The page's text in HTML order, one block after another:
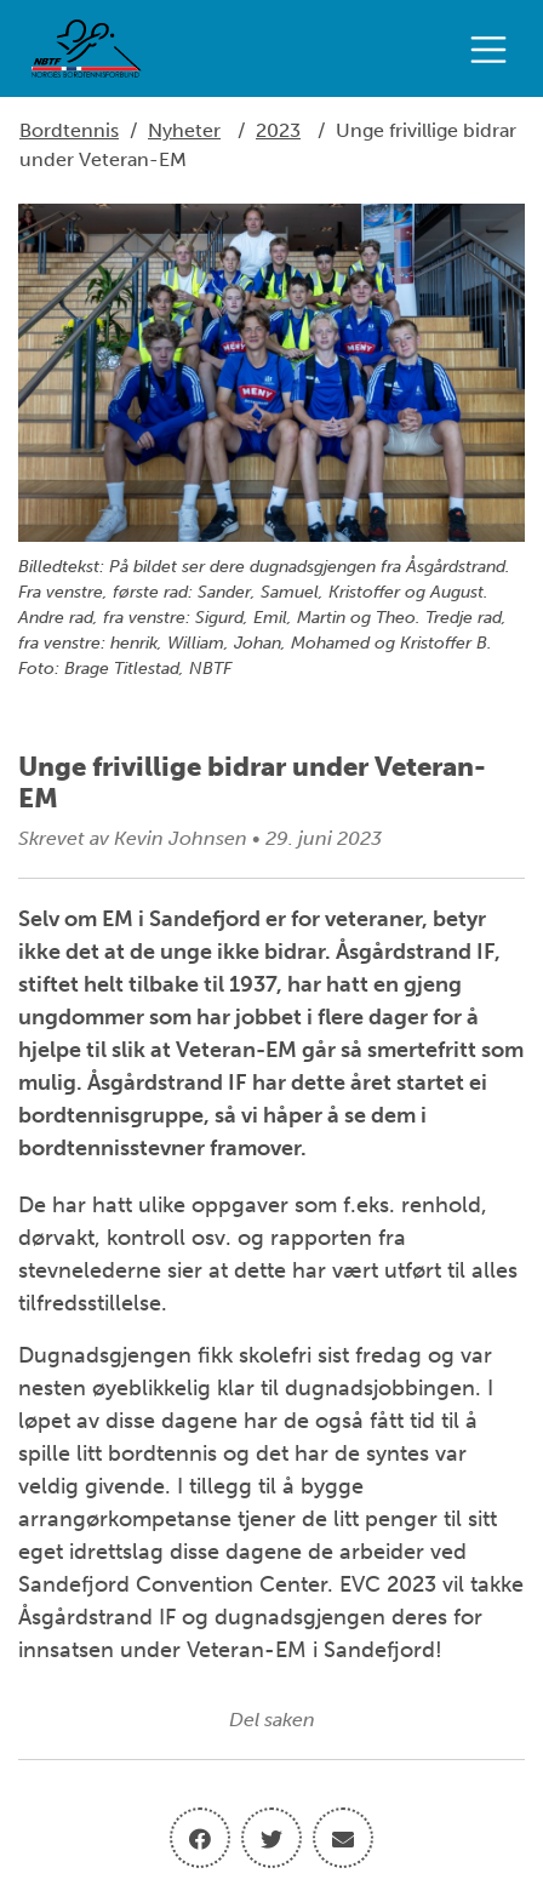
Bordtennis / Nyheter / 2023 / Unge frivillige bidrar
under Veteran-EM
Billedtekst: På bildet ser dere dugnadsgjengen fra Åsgårdstrand.
Fra venstre, første rad: Sander, Samuel, Kristoffer og August.
Andre rad, fra venstre: Sigurd, Emil, Martin og Theo. Tredje rad,
fra venstre: henrik, William, Johan, Mohamed og Kristoffer B.
Foto: Brage Titlestad, NBTF
Unge frivillige bidrar under Veteran-
EM
Skrevet av Kevin Johnsen • 29. juni 2023
Selv om EM i Sandefjord er for veteraner, betyr
ikke det at de unge ikke bidrar. Åsgårdstrand IF,
stiftet helt tilbake til 1937, har hatt en gjeng
ungdommer som har jobbet i flere dager for å
hjelpe til slik at Veteran-EM går så smertefritt som
mulig. Åsgårdstrand IF har dette året startet ei
bordtennisgruppe, så vi håper å se dem i
bordtennisstevner framover.
De har hatt ulike oppgaver som f.eks. renhold,
dørvakt, kontroll osv. og rapporten fra
stevnelederne sier at dette har vært utført til alles
tilfredsstillelse.
Dugnadsgjengen fikk skolefri sist fredag og var
nesten øyeblikkelig klar til dugnadsjobbingen. I
løpet av disse dagene har de også fått tid til å
spille litt bordtennis og det har de syntes var
veldig givende. I tillegg til å bygge
arrangørkompetanse tjener de litt penger til sitt
eget idrettslag disse dagene de arbeider ved
Sandefjord Convention Center. EVC 2023 vil takke
Åsgårdstrand IF og dugnadsgjengen deres for
innsatsen under Veteran-EM i Sandefjord!
Del saken